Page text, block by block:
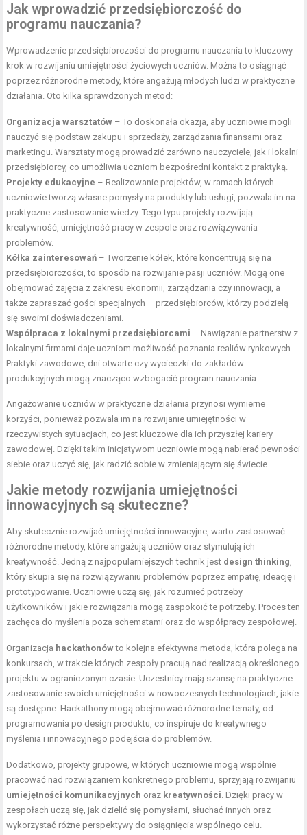
Jak wprowadzić przedsiębiorczość do
programu nauczania?
Wprowadzenie przedsiębiorczości do programu nauczania to kluczowy
krok w rozwijaniu umiejętności życiowych uczniów. Można to osiągnąć
poprzez różnorodne metody, które angażują młodych ludzi w praktyczne
działania. Oto kilka sprawdzonych metod:
Organizacja warsztatów – To doskonała okazja, aby uczniowie mogli
nauczyć się podstaw zakupu i sprzedaży, zarządzania finansami oraz
marketingu. Warsztaty mogą prowadzić zarówno nauczyciele, jak i lokalni
przedsiębiorcy, co umożliwia uczniom bezpośredni kontakt z praktyką.
Projekty edukacyjne – Realizowanie projektów, w ramach których
uczniowie tworzą własne pomysły na produkty lub usługi, pozwala im na
praktyczne zastosowanie wiedzy. Tego typu projekty rozwijają
kreatywność, umiejętność pracy w zespole oraz rozwiązywania
problemów.
Kółka zainteresowań – Tworzenie kółek, które koncentrują się na
przedsiębiorczości, to sposób na rozwijanie pasji uczniów. Mogą one
obejmować zajęcia z zakresu ekonomii, zarządzania czy innowacji, a
także zapraszać gości specjalnych – przedsiębiorców, którzy podzielą
się swoimi doświadczeniami.
Współpraca z lokalnymi przedsiębiorcami – Nawiązanie partnerstw z
lokalnymi firmami daje uczniom możliwość poznania realiów rynkowych.
Praktyki zawodowe, dni otwarte czy wycieczki do zakładów
produkcyjnych mogą znacząco wzbogacić program nauczania.
Angażowanie uczniów w praktyczne działania przynosi wymierne
korzyści, ponieważ pozwala im na rozwijanie umiejętności w
rzeczywistych sytuacjach, co jest kluczowe dla ich przyszłej kariery
zawodowej. Dzięki takim inicjatywom uczniowie mogą nabierać pewności
siebie oraz uczyć się, jak radzić sobie w zmieniającym się świecie.
Jakie metody rozwijania umiejętności
innowacyjnych są skuteczne?
Aby skutecznie rozwijać umiejętności innowacyjne, warto zastosować
różnorodne metody, które angażują uczniów oraz stymulują ich
kreatywność. Jedną z najpopularniejszych technik jest design thinking
który skupia się na rozwiązywaniu problemów poprzez empatię, ideację i
prototypowanie. Uczniowie uczą się, jak rozumieć potrzeby
użytkowników i jakie rozwiązania mogą zaspokoić te potrzeby. Proces ten
zachęca do myślenia poza schematami oraz do współpracy zespołowej.
Organizacja hackathonówto kolejna efektywna metoda, która polega na
konkursach, w trakcie których zespoły pracują nad realizacją określonego
projektu w ograniczonym czasie. Uczestnicy mają szansę na praktyczne
zastosowanie swoich umiejętności w nowoczesnych technologiach, jakie
są dostępne. Hackathony mogą obejmować różnorodne tematy, od
programowania po design produktu, co inspiruje do kreatywnego
myślenia i innowacyjnego podejścia do problemów.
Dodatkowo, projekty grupowe, w których uczniowie mogą wspólnie
pracować nad rozwiązaniem konkretnego problemu, sprzyjają rozwijaniu
umiejętności komunikacyjnych oraz kreatywności . Dzięki pracy w
zespołach uczą się, jak dzielić się pomysłami, słuchać innych oraz
wykorzystać różne perspektywy do osiągnięcia wspólnego celu.